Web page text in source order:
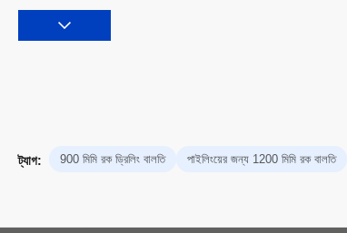
ট্যাগ: 900 মিমি রক ড্রিলিং বালতি পাইলিংয়ের জন্য 1200 মিমি রক বালতি